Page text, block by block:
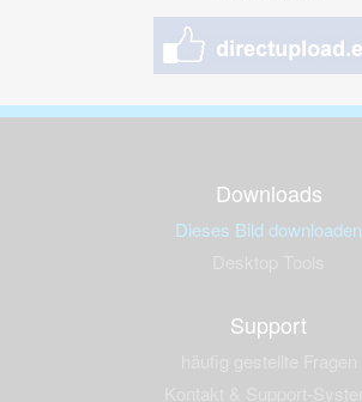
Downloads
Dieses Bild downloaden
Support